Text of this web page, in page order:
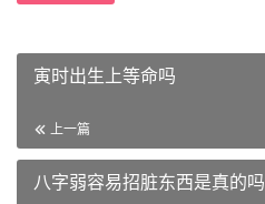
寅时出生上等命吗
上一篇
八字弱容易招脏东西是真的吗